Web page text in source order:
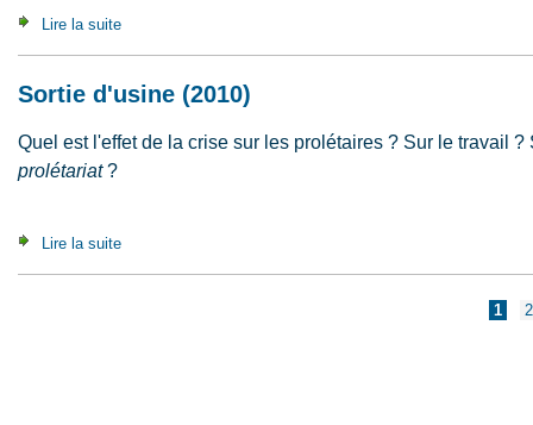
Lire la suite
Sortie d'usine (2010)
Quel est l'effet de la crise sur les prolétaires ? Sur le travail
prolétariat?
Lire la suite
1 2